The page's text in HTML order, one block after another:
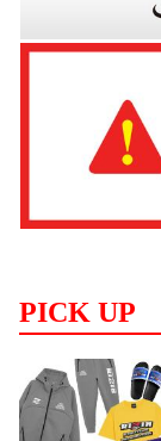
PICK UP